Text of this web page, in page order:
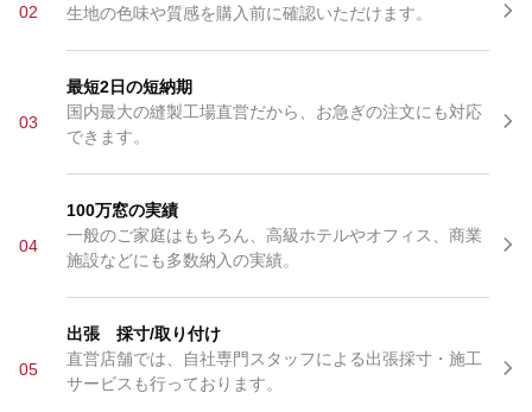
02
生地の色味や質感を購入前に確認いただけます。
03
最短2日の短納期
国内最大の縫製工場直営だから、お急ぎの注文にも対応
できます。
04
100万窓の実績
一般のご家庭はもちろん、高級ホテルやオフィス、商業
施設などにも多数納入の実績。
05
出張 採寸/取り付け
直営店舗では、自社専門スタッフによる出張採寸・施工
サービスも行っております。